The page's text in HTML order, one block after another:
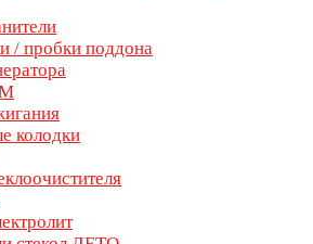
/ пробки поддона
колодки